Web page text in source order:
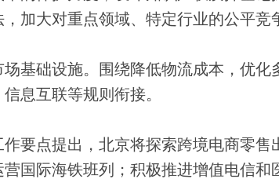
加大对重点领域、特定行业的公平竞
础设施。围绕降低物流成本，优化
息互联等规则衔接。
点提出，北京将探索跨境电商零售
国际海铁班列；积极推进增值电信和